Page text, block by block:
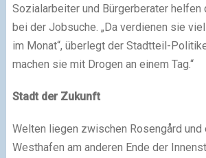
Sozialarbeiter und Bürgerberater helfen
bei der Jobsuche. „Da verdienen sie
im Monat“, überlegt der Stadtteil-
machen sie mit Drogen an einem Tag.“
Stadt der Zukunft
Welten liegen zwischen Rosengård und
Westhafen am anderen Ende der